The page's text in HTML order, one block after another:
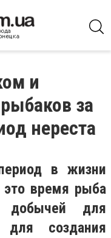
и
за
нереста
в жизни
это время рыба
добычей для
для создания